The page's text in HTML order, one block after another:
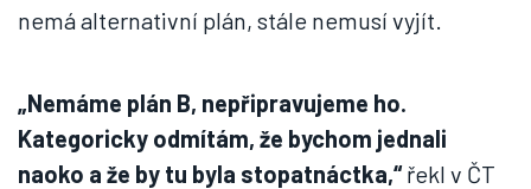
nemá alternativní plán, stále nemusí vyjít.
„Nemáme plán B, nepřipravujeme ho.
Kategoricky odmítám, že bychom jednali
naoko a že by tu byla stopatnáctka,“řekl v ČT